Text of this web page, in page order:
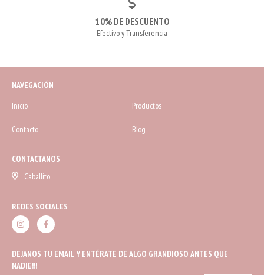
10% DE DESCUENTO
Efectivo y Transferencia
NAVEGACIÓN
Inicio
Productos
Contacto Blog
CONTACTANOS
Caballito
REDES SOCIALES
DEJANOS TU EMAIL Y ENTÉRATE DE ALGO GRANDIOSO ANTES QUE
NADIE!!!